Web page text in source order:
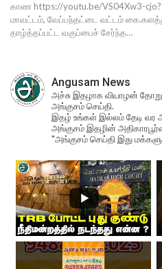
காண https://youtu.be/VS04Xw3-
மாவட்டம், வேப்பந்தட்டை வட்டம்
தாழ்த்தப்பட்ட வகுப்பைச் சேர்ந்த…
Angusam News
அச்சு இதழாக வியாழன்
அங்குசம் செய்தி.
இதழ் உங்கள் இல்லம் தேடி வர
அங்குசம் இதழின்
"அங்குசம் செய்தி இது